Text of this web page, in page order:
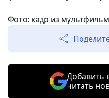
Фото: кадр из
Добавить
читать